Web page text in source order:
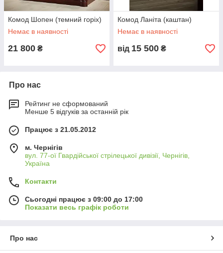
Комод Шопен (темний горіх)
Немає в наявності
21 800 ₴
Комод Ланіта (каштан)
Немає в наявності
від 15 500 ₴
Про нас
Рейтинг не сформований
Менше 5 відгуків за останній рік
Працює з 21.05.2012
м. Чернігів
вул. 77-ої Гвардійської стрілецької дивізії, Чернігів,
Україна
Контакти
Сьогодні працює з 09:00 до 17:00
Показати весь графік роботи
Про нас